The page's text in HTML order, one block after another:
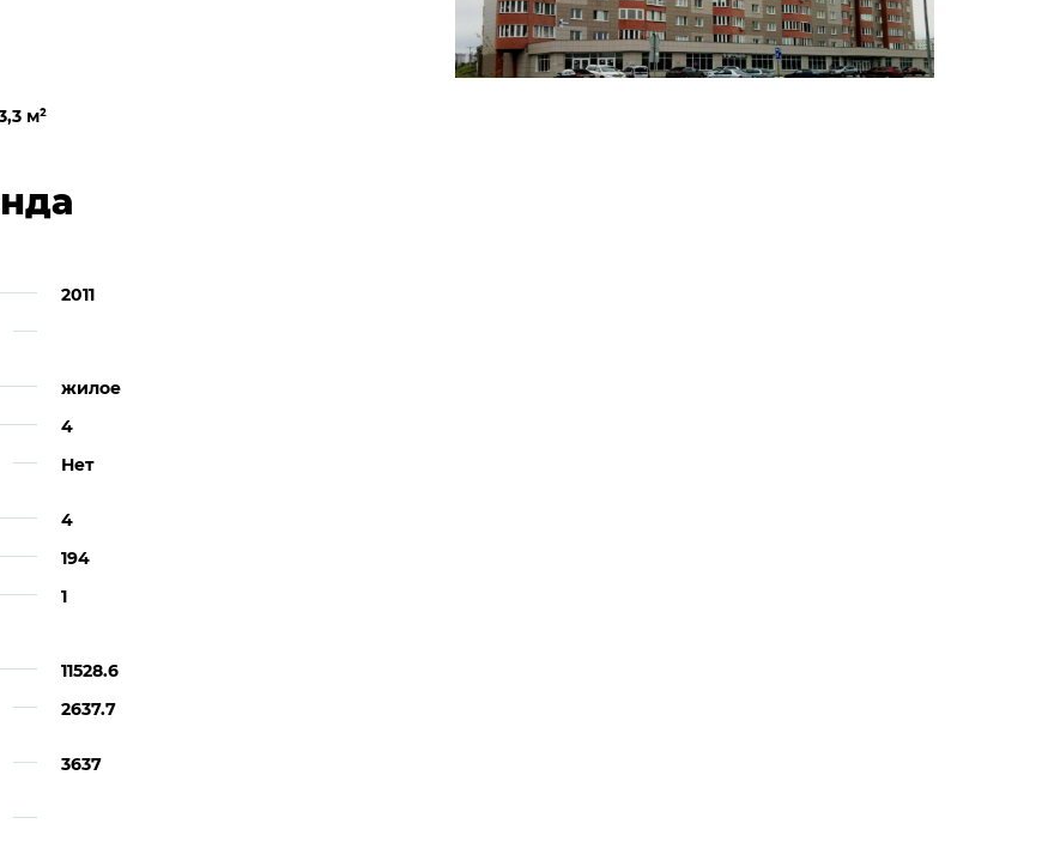
м²
2011
жилое
4
Нет
4
194
1
11528.6
2637.7
3637